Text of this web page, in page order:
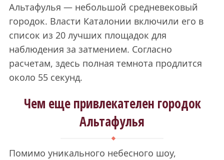
Альтафулья — небольшой средневековый
городок. Власти Каталонии включили его в
список из 20 лучших площадок для
наблюдения за затмением. Согласно
расчетам, здесь полная темнота продлится
около 55 секунд.
Чем еще привлекателен городок
Альтафулья
Помимо уникального небесного шоу,